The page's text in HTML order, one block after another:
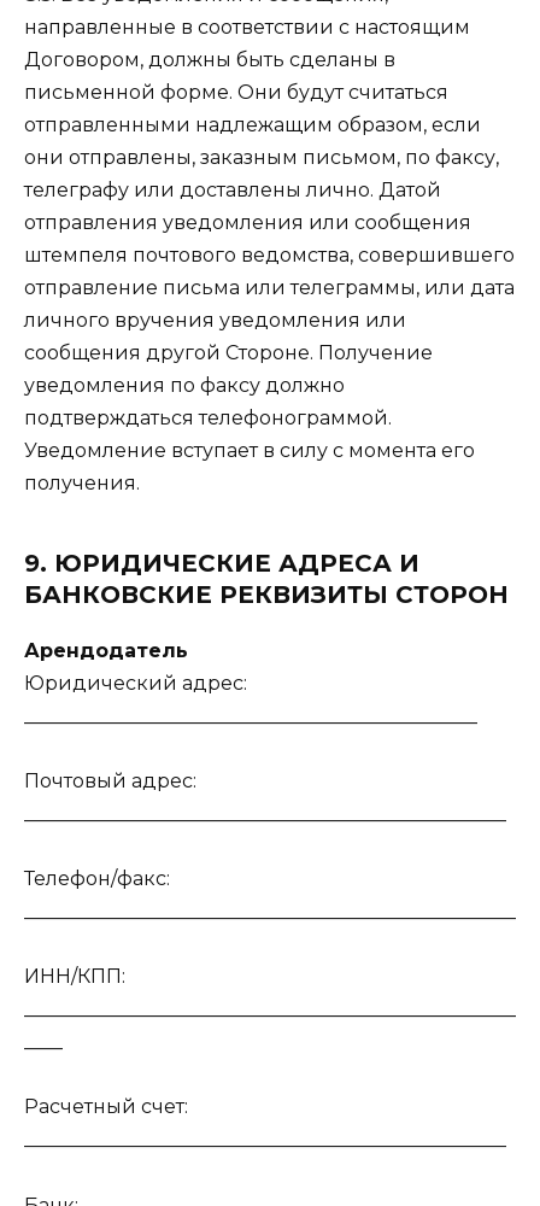
направленные в соответствии с настоящим
Договором, должны быть сделаны в
письменной форме. Они будут считаться
отправленными надлежащим образом, если
они отправлены, заказным письмом, по факсу,
телеграфу или доставлены лично. Датой
отправления уведомления или сообщения
штемпеля почтового ведомства, совершившего
отправление письма или телеграммы, или дата
личного вручения уведомления или
сообщения другой Стороне. Получение
уведомления по факсу должно
подтверждаться телефонограммой.
Уведомление вступает в силу с момента его
получения.
9. ЮРИДИЧЕСКИЕ АДРЕСА И
БАНКОВСКИЕ РЕКВИЗИТЫ СТОРОН
Арендодатель
Юридический адрес:
Почтовый адрес:
Телефон/факс:
ИНН/КПП:
Расчетный счет: